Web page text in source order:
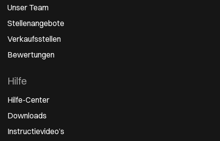
Unser Team
Stellenangebote
Verkaufsstellen
Bewertungen
Hilfe
Hilfe-Center
Downloads
Instructievideo’s